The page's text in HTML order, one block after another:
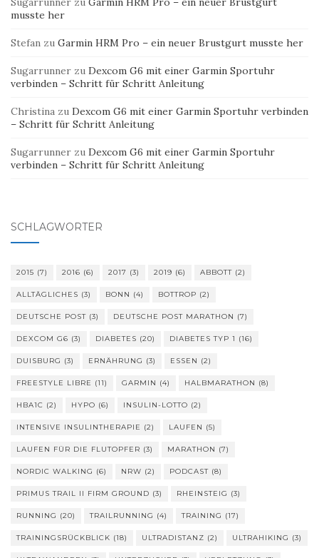
musste her
Stefan zu Garmin HRM Pro – ein neuer Brustgurt musste her
Sugarrunner zu Dexcom G6 mit einer Garmin Sportuhr
verbinden – Schritt für Schritt Anleitung
Christina zu Dexcom G6 mit einer Garmin Sportuhr verbinden
– Schritt für Schritt Anleitung
Sugarrunner zu Dexcom G6 mit einer Garmin Sportuhr
verbinden – Schritt für Schritt Anleitung
SCHLAGWÖRTER
2015 (7) 2016 (6) 2017 (3) 2019 (6) ABBOTT (2)
ALLTÄGLICHES (3) BONN (4) BOTTROP (2)
DEUTSCHE POST (3) DEUTSCHE POST MARATHON (7)
DEXCOM G6 (3) DIABETES (20) DIABETES TYP 1 (16)
DUISBURG (3) ERNÄHRUNG (3) ESSEN (2)
FREESTYLE LIBRE (11) GARMIN (4) HALBMARATHON (8)
HBA1C (2) HYPO (6) INSULIN-LOTTO (2)
INTENSIVE INSULINTHERAPIE (2) LAUFEN (5)
LAUFEN FÜR DIE FLUTOPFER (3) MARATHON (7)
NORDIC WALKING (6) NRW (2) PODCAST (8)
PRIMUS TRAIL II FIRM GROUND (3) RHEINSTEIG (3)
RUNNING (20) TRAILRUNNING (4) TRAINING (17)
TRAININGSRÜCKBLICK (18) ULTRADISTANZ (2) ULTRAHIKING (3)